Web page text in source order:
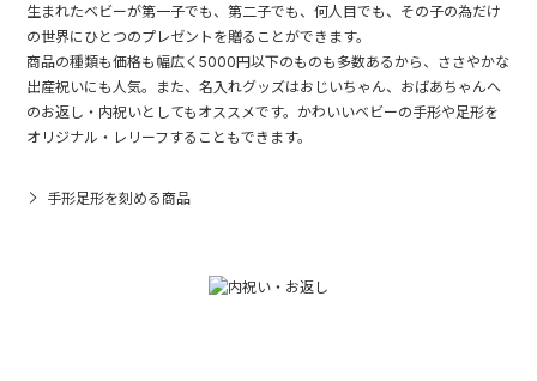
生まれたベビーが第一子でも、第二子でも、何人目でも、その子の為だけ
の世界にひとつのプレゼントを贈ることができます。
商品の種類も価格も幅広く5000円以下のものも多数あるから、ささやかな
出産祝いにも人気。また、名入れグッズはおじいちゃん、おばあちゃんへ
のお返し・内祝いとしてもオススメです。かわいいベビーの手形や足形を
オリジナル・レリーフすることもできます。
手形足形を刻める商品